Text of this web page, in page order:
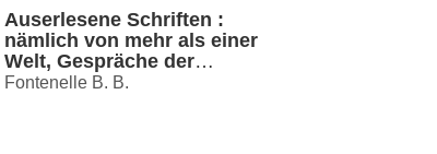
Auserlesene Schriften :
nämlich von mehr als einer
Welt, Gespräche der
Todten, und die Historie
Fontenelle B. B.